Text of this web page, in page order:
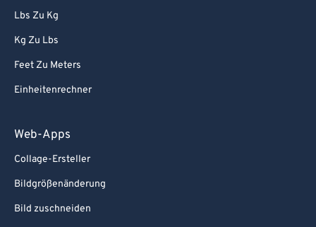
Lbs Zu Kg
Kg Zu Lbs
Feet Zu Meters
Einheitenrechner
Web-Apps
Collage-Ersteller
Bildgrößenänderung
Bild zuschneiden